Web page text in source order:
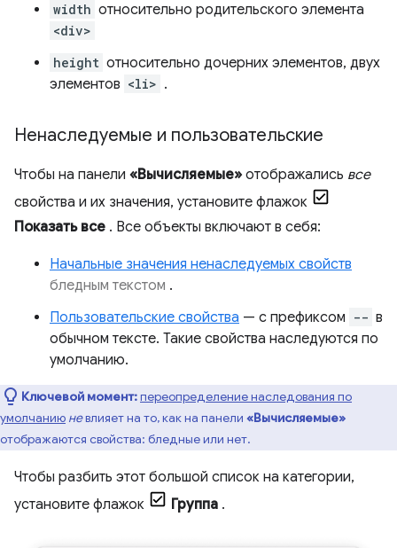
width относительно родительского элемента
<div>
height относительно дочерних элементов, двух
элементов <li> .
Ненаследуемые и пользовательские
Чтобы на панели «Вычисляемые» отображались все
свойства и их значения, установите флажок
Показать все . Все объекты включают в себя:
Начальные значения ненаследуемых свойств
бледным текстом .
Пользовательские свойства — с префиксом -- в
обычном тексте. Такие свойства наследуются по
умолчанию.
Ключевой момент:переопределение наследования по
умолчанию невлияет на то, как на панели «Вычисляемые»
отображаются свойства: бледные или нет.
Чтобы разбить этот большой список на категории,
установите флажок
Группа .